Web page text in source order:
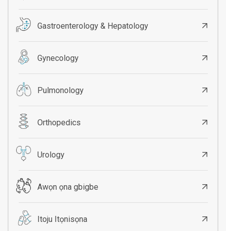
Gastroenterology & Hepatology
Gynecology
Pulmonology
Orthopedics
Urology
Awọn ọna gbigbe
Itoju Itọnisọna